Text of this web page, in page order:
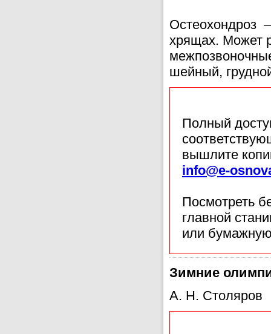
Остеохондроз
хрящах. Может
шейный,
Полный
вышлите
info@e-
Посмотреть
главной
или
Зимние
А. Н. Столяров